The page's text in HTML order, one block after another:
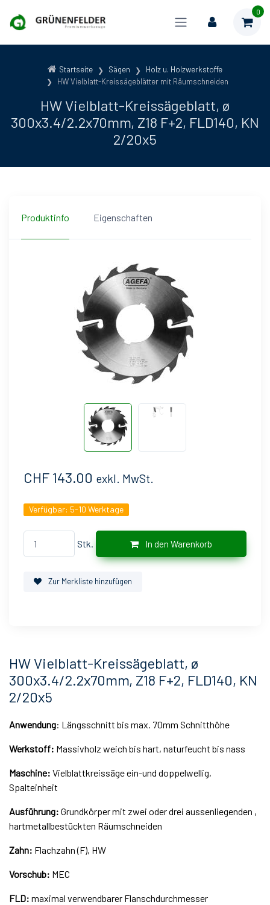
0
Startseite Sägen
Holz u. Holzwerkstoffe
HW Vielblatt-Kreissägeblätter mit Räumschneiden
HW Vielblatt-Kreissägeblatt, ø
300x3.4/2.2x70mm, Z18 F+2, FLD140, KN
2/20x5
Produktinfo Eigenschaften
CHF 143.00 exkl. MwSt.
Verfügbar: 5-10 Werktage
Stk. In den Warenkorb
Zur Merkliste hinzufügen
HW Vielblatt-Kreissägeblatt, ø
300x3.4/2.2x70mm, Z18 F+2, FLD140, KN
2/20x5
Anwendung: Längsschnitt bis max. 70mm Schnitthöhe
Werkstoff: Massivholz weich bis hart, naturfeucht bis nass
Maschine: Vielblattkreissäge ein-und doppelwellig,
Spalteinheit
Ausführung: Grundkörper mit zwei oder drei aussenliegenden ,
hartmetallbestückten Räumschneiden
Zahn: Flachzahn (F), HW
Vorschub: MEC
FLD: maximal verwendbarer Flanschdurchmesser